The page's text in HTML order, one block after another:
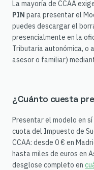
La mayoría de CCAA
PIN para presentar el
puedes descargar el
presencialmente en la
Tributaria autonómica, o
asesor o familiar)
¿Cuánto cuesta
Presentar el modelo en sí
cuota del Impuesto de
CCAA: desde 0 € en
hasta miles de euros en
desglose completo en